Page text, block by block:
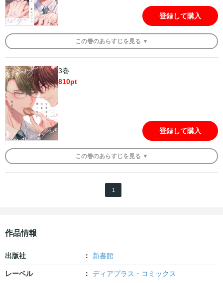
登録して購入
この巻のあらすじを 見る ▼
3巻
810pt
登録して購入
この巻のあらすじを 見る ▼
1
作品情報
出版社 新書館
レーベル ディアプラス・コミックス